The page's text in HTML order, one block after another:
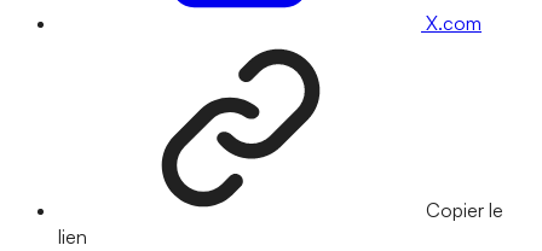
X.com
Copier le
lien